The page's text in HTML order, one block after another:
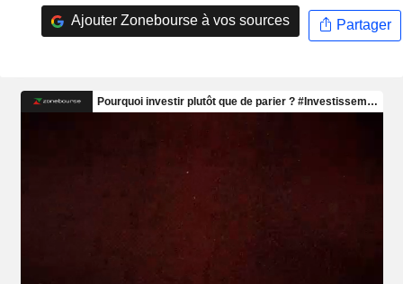
Ajouter Zonebourse à vos sources Partager